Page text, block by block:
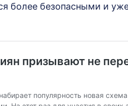
более безопасными и